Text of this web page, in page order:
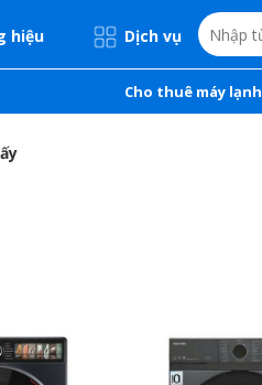
hiệu Dịch vụ
Cho thuê máy lạnh